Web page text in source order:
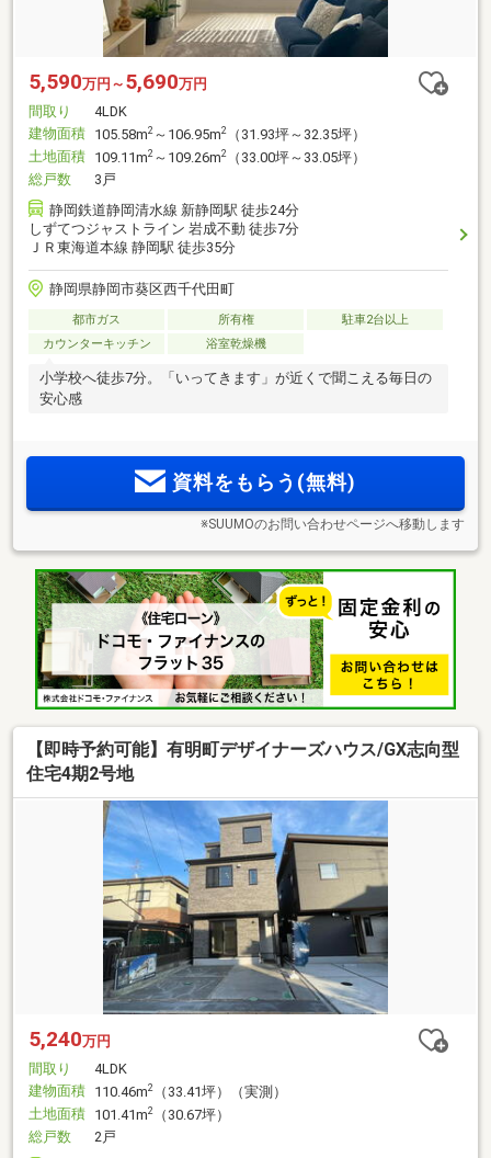
5,590万円～ 5,690万円
間取り
4LDK
建物面積 105.58m2 ～106.95m2
（31.93坪～32.35坪）
土地面積 109.11m2 ～109.26m2
（33.00坪～33.05坪）
総戸数
3戸
静岡鉄道静岡清水線 新静岡駅 徒歩24分
しずてつジャストライン 岩成不動 徒歩7分
ＪＲ東海道本線 静岡駅 徒歩35分
静岡県静岡市葵区西千代田町
都市ガス 所有権
駐車2台以上
カウンターキッチン
浴室乾燥機
小学校へ徒歩7分。「いってきます」が近くで聞こえる毎日の
安心感
資料をもらう(無料)
※SUUMOのお問い合わせページへ移動します
【即時予約可能】有明町デザイナーズハウス/GX志向型
住宅4期2号地
5,240万円
間取り
4LDK
建物面積 110.46m2
（33.41坪）（実測）
土地面積 101.41m2
（30.67坪）
総戸数
2戸